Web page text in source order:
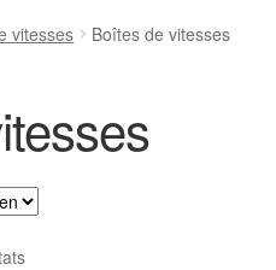
vitesses Boîtes de vitesses
Trié